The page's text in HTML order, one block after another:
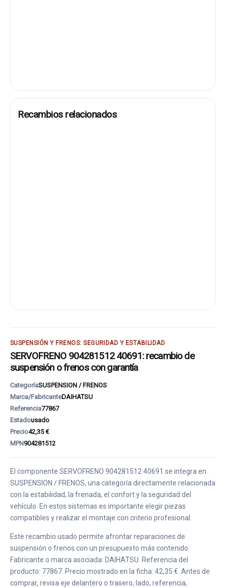
Recambios relacionados
SUSPENSIÓN Y FRENOS: SEGURIDAD Y ESTABILIDAD
SERVOFRENO 904281512 40691: recambio de
suspensión o frenos con garantía
CategoríaSUSPENSION / FRENOS
Marca/FabricanteDAIHATSU
Referencia77867
Estadousado
Precio42,35 €
MPN904281512
El componente SERVOFRENO 904281512 40691 se integra en
SUSPENSION / FRENOS, una categoría directamente relacionada
con la estabilidad, la frenada, el confort y la seguridad del
vehículo. En estos sistemas es importante elegir piezas
compatibles y realizar el montaje con criterio profesional.
Este recambio usado permite afrontar reparaciones de
suspensión o frenos con un presupuesto más contenido.
Fabricante o marca asociada: DAIHATSU. Referencia del
producto: 77867. Precio mostrado en la ficha: 42,35 €. Antes de
comprar, revisa eje delantero o trasero, lado, referencia,